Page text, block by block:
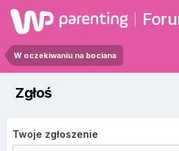
W oczekiwaniu na bociana
Zgłoś
Twoje zgłoszenie